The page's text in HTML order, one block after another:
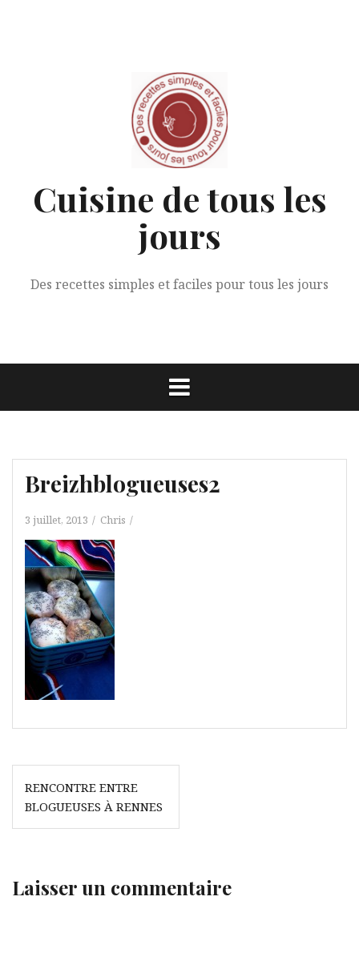
Cuisine de tous les
jours
Des recettes simples et faciles pour tous les jours
Breizhblogueuses2
3 juillet, 2013 Chris
Navigation
de
l’article
RENCONTRE ENTRE
BLOGUEUSES À RENNES
Laisser un commentaire